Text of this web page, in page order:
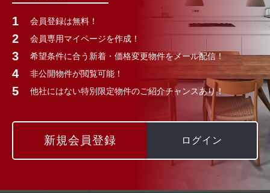
会員登録は無料！
会員専用マイページを作成！
希望条件に合う新着・価格変更物件をメール配信！
非公開物件が閲覧可能！
他社にはない特別限定物件のご紹介チャンスあり！
新規会員登録 ログイン